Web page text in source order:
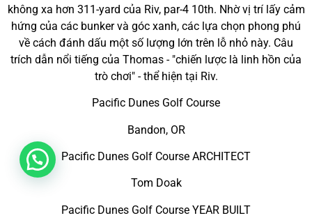
không xa hơn 311-yard của Riv, par-4 10th. Nhờ vị trí lấy cảm
hứng của các bunker và góc xanh, các lựa chọn phong phú
về cách đánh dấu một số lượng lớn trên lỗ nhỏ này. Câu
trích dẫn nổi tiếng của Thomas - "chiến lược là linh hồn của
trò chơi" - thể hiện tại Riv.
Pacific Dunes Golf Course
Bandon, OR
Pacific Dunes Golf Course ARCHITECT
Tom Doak
Pacific Dunes Golf Course YEAR BUILT